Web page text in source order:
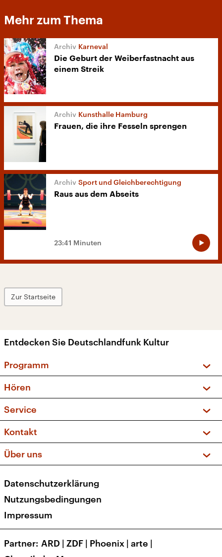
Mehr zum Thema
Karneval
Die Geburt der Weiberfastnacht aus
einem Streik
Kunsthalle Hamburg
Frauen, die ihre Fesseln sprengen
Sport und Gleichberechtigung
Raus aus dem Abseits
23:41 Minuten
Zur Startseite
Entdecken Sie Deutschlandfunk Kultur
Programm
Sendungen und Podcasts
Musikliste
Kakadu – Das Kinderprogramm
Hören
Frequenzen (UKW + DAB+)
Service
FAQ
Apps
Newsletter
Veranstaltungen
Kontakt
Social Media
Über uns
Presse
Karriere
Transparenz
Datenschutzerklärung
Nutzungsbedingungen
Impressum
Partner ARD | ZDF | Phoenix | arte |